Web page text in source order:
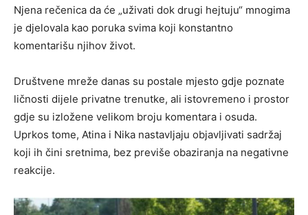
Njena rečenica da će „uživati dok drugi hejtuju“ mnogima
je djelovala kao poruka svima koji konstantno
komentarišu njihov život.
Društvene mreže danas su postale mjesto gdje poznate
ličnosti dijele privatne trenutke, ali istovremeno i prostor
gdje su izložene velikom broju komentara i osuda.
Uprkos tome, Atina i Nika nastavljaju objavljivati sadržaj
koji ih čini sretnima, bez previše obaziranja na negativne
reakcije.